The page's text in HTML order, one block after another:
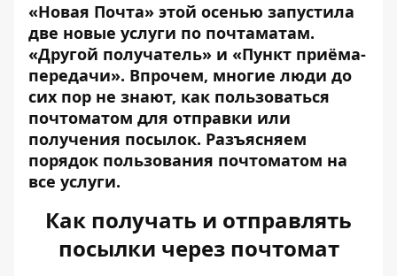
«Новая Почта» этой осенью запустила
две новые услуги по почтаматам.
«Другой получатель» и «Пункт приёма-
передачи». Впрочем, многие люди до
сих пор не знают, как пользоваться
почтоматом для отправки или
получения посылок. Разъясняем
порядок пользования почтоматом на
все услуги.
Как получать и отправлять
посылки через почтомат